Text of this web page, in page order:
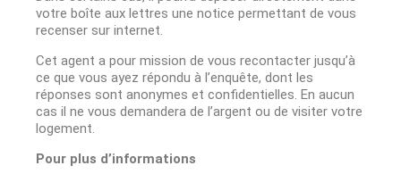
votre boîte aux lettres une notice permettant de vous
recenser sur internet.
Cet agent a pour mission de vous recontacter jusqu’à
ce que vous ayez répondu à l’enquête, dont les
réponses sont anonymes et confidentielles. En aucun
cas il ne vous demandera de l’argent ou de visiter votre
logement.
Pour plus d’informations